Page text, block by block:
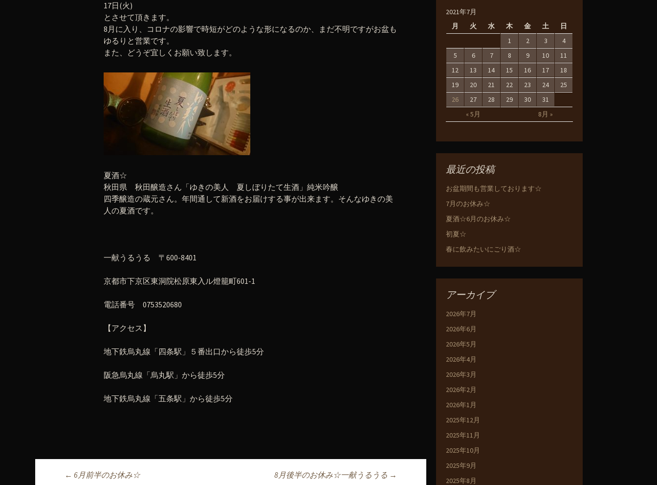
17日(火)
とさせて頂きます。
8月に入り、コロナの影響で時短がどのような形になるのか、まだ不明ですがお盆も
ゆるりと営業です。
また、どうぞ宜しくお願い致します。
夏酒☆
秋田県 秋田醸造さん「ゆきの美人 夏しぼりたて生酒」純米吟醸
四季醸造の蔵元さん。年間通して新酒をお届けする事が出来ます。そんなゆきの美
人の夏酒です。
一献うるうる 〒600-8401
京都市下京区東洞院松原東入ル燈籠町601-1
電話番号 0753520680
【アクセス】
地下鉄烏丸線「四条駅」５番出口から徒歩5分
阪急烏丸線「烏丸駅」から徒歩5分
地下鉄烏丸線「五条駅」から徒歩5分
← 6月前半のお休み☆ 8月後半のお休み☆一献うるうる →
2021年7月
月
火 水 木 金 土 日
« 5月 8月 »
1 2 3
4
5
6 7 8 9 10
11
12
13 14 15 16 17
18
19
20 21 22 23 24
25
26
27 28 29 30 31
最近の投稿
お盆期間も営業しております☆
7月のお休み☆
夏酒☆6月のお休み☆
初夏☆
春に飲みたいにごり酒☆
アーカイブ
2026年7月
2026年6月
2026年5月
2026年4月
2026年3月
2026年2月
2026年1月
2025年12月
2025年11月
2025年10月
2025年9月
2025年8月